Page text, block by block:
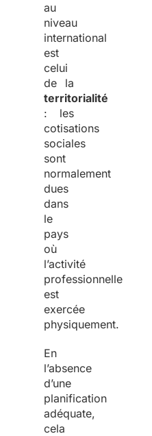
au
niveau
international
est
celui
de la
territorialité
: les
cotisations
sociales
sont
normalement
dues
dans
le
pays
où
l’activité
professionnelle
est
exercée
physiquement.
En
l’absence
d’une
planification
adéquate,
cela